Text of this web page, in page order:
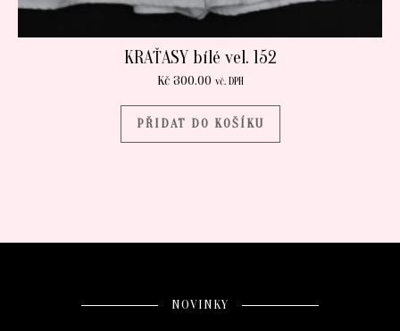
KRAŤASY bílé vel. 152
Kč300.00 vč. DPH
PŘIDAT DO KOŠÍKU
NOVINKY